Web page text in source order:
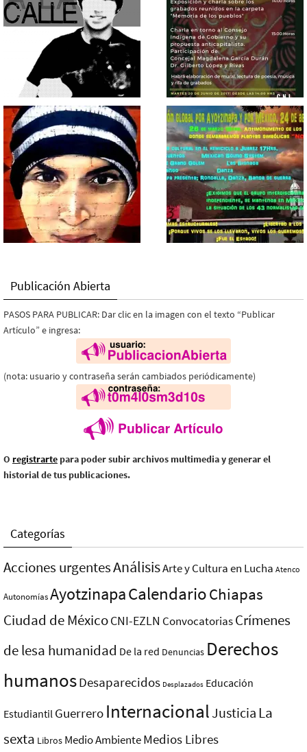
Publicación Abierta
PASOS PARA PUBLICAR: Dar clic en la imagen con el texto “Publicar
Artículo” e ingresa:
(nota: usuario y contraseña serán cambiados periódicamente)
O registrarte para poder subir archivos multimedia y generar el
historial de tus publicaciones.
Categorías
Acciones urgentesAnálisisArte y Cultura en Lucha Atenco
AutonomíasAyotzinapaCalendarioChiapas
Ciudad de MéxicoCNI-EZLN ConvocatoriasCrímenes
de lesa humanidad De la red Denuncias Derechos
humanosDesaparecidos Desplazados Educación
Estudiantil Guerrero InternacionalJusticia La
sexta Libros Medio AmbienteMedios Libres